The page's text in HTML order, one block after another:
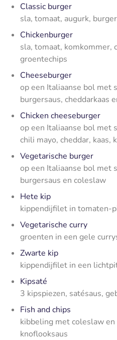
Classic burger
sla, tomaat, augurk,
Chickenburger
sla, tomaat, komkommer,
groentechips
Cheeseburger
op een Italiaanse bol met
burgersaus, cheddarkaas
Chicken cheeseburger
op een Italiaanse bol met
chili mayo, cheddar, kaas,
Vegetarische burger
op een Italiaanse bol met
burgersaus en coleslaw
Hete kip
kippendijfilet in tomaten-
Vegetarische curry
groenten in een gele
Zwarte kip
kippendijfilet in een
Kipsaté
3 kipspiezen, satésaus,
Fish and chips
kibbeling met coleslaw
knoflooksaus